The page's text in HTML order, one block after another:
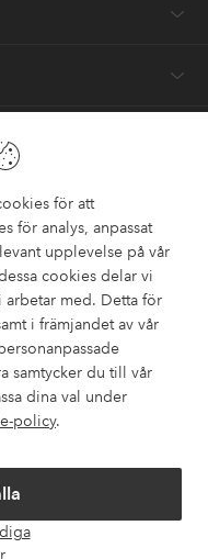
för att
för analys, anpassat
upplevelse på vår
cookies delar vi
arbetar med. Detta för
i främjandet av vår
samtycker du till vår
dina val under
policy.
?